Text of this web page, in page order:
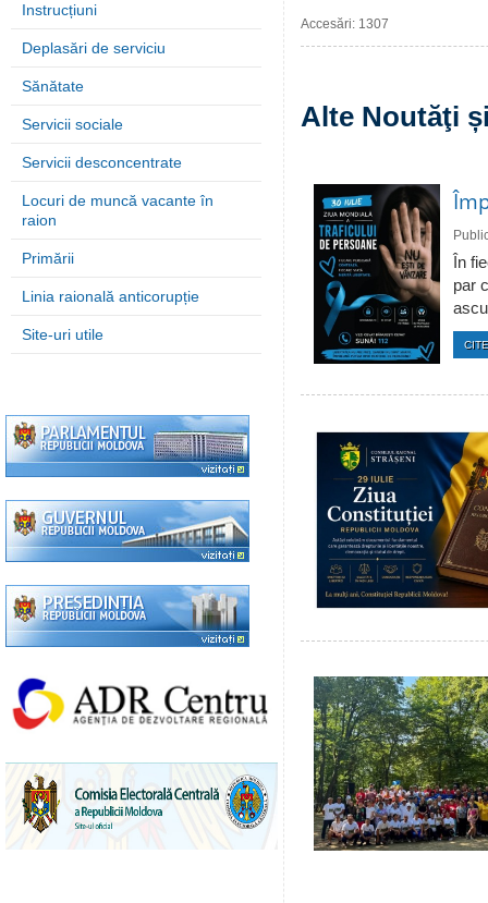
Instrucțiuni
Deplasări de serviciu
Sănătate
Servicii sociale
Servicii desconcentrate
Locuri de muncă vacante în
raion
Primării
Linia raională anticorupție
Site-uri utile
Accesări: 1307
Alte Noutăţi
În
par